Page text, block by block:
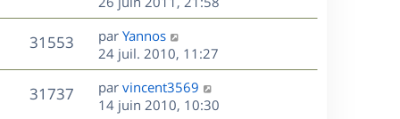
e
s
a
g
e
m
e
s
s
a
g
e
s
e
r
m
e
s
s
u
e
s
r
n
i
e
r
m
31553V
u
D
e
r
n
i
par Yannos
24 juil. 2010, 11:27
31737V
D
e
par vincent3569
14 juin 2010, 10:30